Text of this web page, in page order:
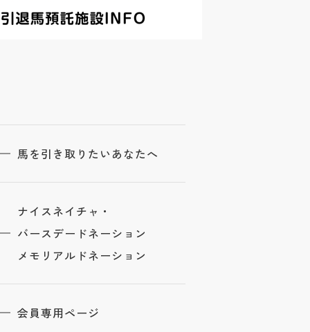
馬を引き取りたいあなたへ
ナイスネイチャ・
バースデードネーション
メモリアルドネーション
会員専用ページ